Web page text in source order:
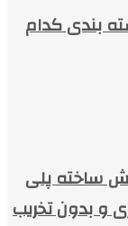
بندی کدام
ساخته پلی
و بدون تخریب